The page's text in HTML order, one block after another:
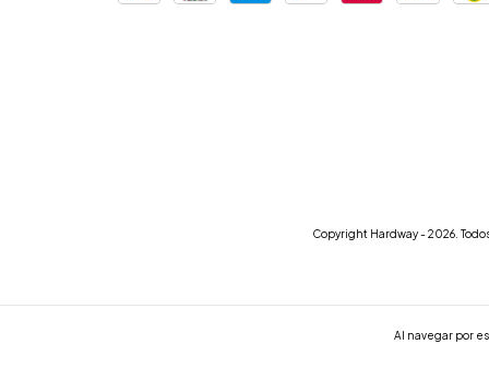
Al navegar por
Copyright Hardway - 2026.